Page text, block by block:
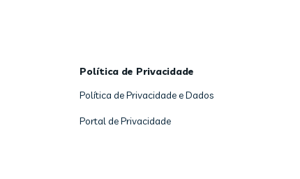
Política de Privacidade
Política de Privacidade e Dados
Portal de Privacidade